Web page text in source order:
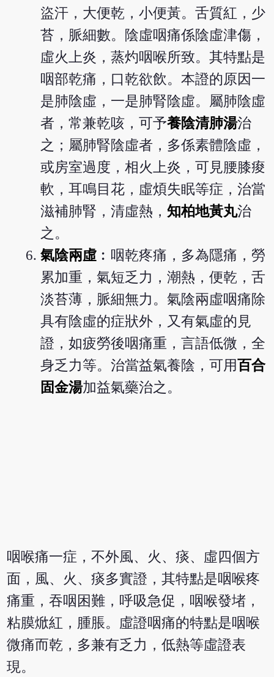
盜汗，大便乾，小便黃。舌質紅，少
苔，脈細數。陰虛咽痛係陰虛津傷，
虛火上炎，蒸灼咽喉所致。其特點是
咽部乾痛，口乾欲飲。本證的原因一
是肺陰虛，一是肺腎陰虛。屬肺陰虛
者，常兼乾咳，可予養陰清肺湯治
之；屬肺腎陰虛者，多係素體陰虛，
或房室過度，相火上炎，可見腰膝痠
軟，耳鳴目花，虛煩失眠等症，治當
滋補肺腎，清虛熱，知柏地黃丸治
之。
氣陰兩虛 ︰咽乾疼痛，多為隱痛，勞
累加重，氣短乏力，潮熱，便乾，舌
淡苔薄，脈細無力。氣陰兩虛咽痛除
具有陰虛的症狀外，又有氣虛的見
證，如疲勞後咽痛重，言語低微，全
身乏力等。治當益氣養陰，可用 百合
固金湯加益氣藥治之。
咽喉痛一症，不外風、火、痰、虛四個方
面，風、火、痰多實證，其特點是咽喉疼
痛重，吞咽困難，呼吸急促，咽喉發堵，
粘膜焮紅，腫脹。虛證咽痛的特點是咽喉
微痛而乾，多兼有乏力，低熱等虛證表
現。